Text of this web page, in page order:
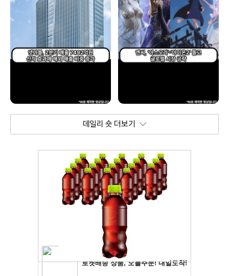
데일리 숏 더보기